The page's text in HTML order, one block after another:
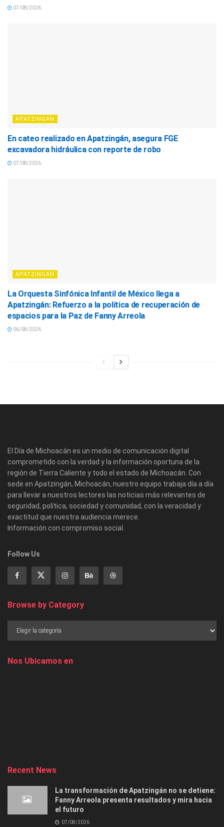
07/08/2026
APATZINGÁN
En cateo realizado en Apatzingán, asegura FGE
excavadora hidráulica con reporte de robo
07/08/2026
APATZINGÁN
La Orquesta Sinfónica Infantil de México llega a
Apatzingán: Refuerzo a la política de recuperación de
espacios para la Paz de Fanny Arreola
06/08/2026
El Día de Michoacán es un medio de comunicación digital
comprometido con la verdad y la información oportuna de la
región de Tierra Caliente y todo el estado de Michoacán. Con
sede en Apatzingán, Michoacán, nuestro equipo trabaja día a día
para llevar a nuestros lectores las noticias más relevantes de
seguridad, política, sociedad y comunidad, con la veracidad y
exactitud que nuestra audiencia merece.
Información con compromiso social.
Follow Us
Browse by Category
Nos Ubicamos en
Recent News
La transformación de Apatzingán no se detiene:
Fanny Arreola presenta resultados y mira hacia
el futuro
07/08/2026